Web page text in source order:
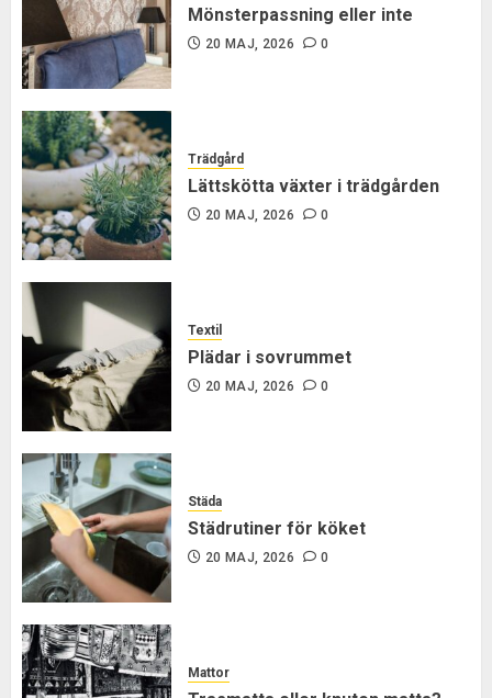
Mönsterpassning eller inte
20 MAJ, 2026 0
Trädgård
Lättskötta växter i trädgården
20 MAJ, 2026 0
Textil
Plädar i sovrummet
20 MAJ, 2026 0
Städa
Städrutiner för köket
20 MAJ, 2026 0
Mattor